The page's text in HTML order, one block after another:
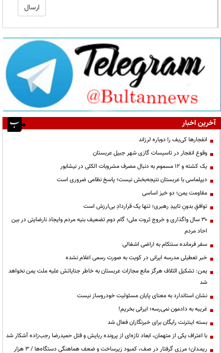
آخرین اخبار
انفجارها کی‌یف را دوباره لرزاند
وقوع انفجار در تاسیسات گازی شهر جبیل عربستان
یک کشته و ۱۲ مسموم به دنبال مصرف مشروبات الکلی در نیشابور
دیپلماسی با عربستان نتیجه‌بخش نیست؛ پاسخ نظامی ضروری است
مقاومت یمن؛ دو خیز اساسی
توافقِ بدونِ تاییدِ رهبری؛ تنها یک قراردادِ بی‌ارزش است
۳۰ سال واگذاری و خروج ثروت ملی؛ گام دوم تضعیف بنیه مردم وایجاد نارضایتی در بین
احاد مردم
سفر فرمانده سنتکام به اراضی اشغالی
خبر تعطیلی مدرسه ایرانی در کویت به صورت رسمی اعلام نشده
یمن: تشکیل ائتلاف هرگز مانع مجازات عربستان به خاطر جنایاتش علیه ملت یمن نخواهد
شد
نشان استاندارد به معنای پایان مسئولیت خودروساز نیست
غریبه به دادمون نمی‌رسه؛ ایرانی بخریم!
بسته اینترنت رایگان برای خبرنگاران فعال شد
با اعتراف یکی از متهمان، ابعاد تازه‌ای از پرونده ربایش و قتل حمیدرضا رجب‌زاده آشکار شد
ریمـدان؛ مرزی گرفتار در صف، کمبود زیرساخت و ضعف هماهنگی دستگاه‌ها / ۳ هزار